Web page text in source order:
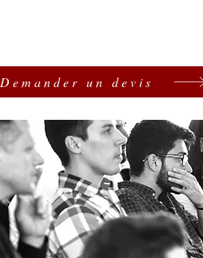
Demander un devis